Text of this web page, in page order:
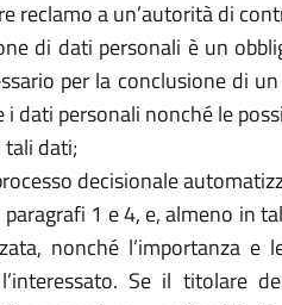
reclamo a un’autorità di
di dati personali è un
per la conclusione di
i dati personali nonché le
dati;
decisionale
paragrafi 1 e 4, e, almeno in
nonché l’importanza e
Se il titolare